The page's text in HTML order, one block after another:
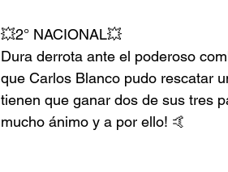
💥2° NACIONAL💥
Dura derrota ante el poderoso
que Carlos Blanco pudo rescatar
tienen que ganar dos de sus tres
mucho ánimo y a por ello! 🤙